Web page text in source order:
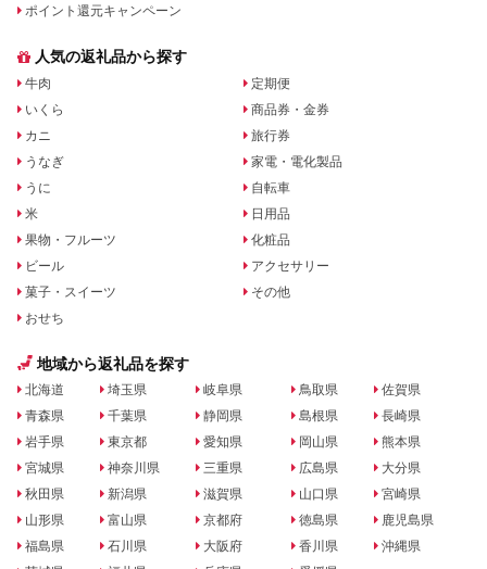
ポイント還元キャンペーン
人気の返礼品から探す
牛肉
いくら
カニ
うなぎ
うに
米
果物・フルーツ
ビール
菓子・スイーツ
おせち
定期便
商品券・金券
旅行券
家電・電化製品
自転車
日用品
化粧品
アクセサリー
その他
地域から返礼品を探す
北海道
青森県
岩手県
宮城県
秋田県
山形県
福島県
埼玉県
千葉県
東京都
神奈川県
新潟県
富山県
石川県
岐阜県
静岡県
愛知県
三重県
滋賀県
京都府
大阪府
鳥取県
島根県
岡山県
広島県
山口県
徳島県
香川県
佐賀県
長崎県
熊本県
大分県
宮崎県
鹿児島県
沖縄県